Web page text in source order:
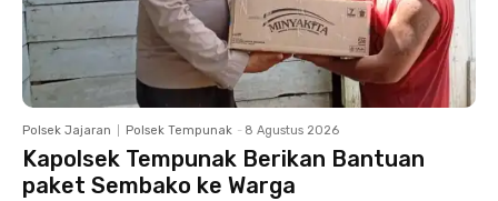
Polsek Jajaran Polsek Tempunak - 8 Agustus 2026
Kapolsek Tempunak Berikan Bantuan
paket Sembako ke Warga